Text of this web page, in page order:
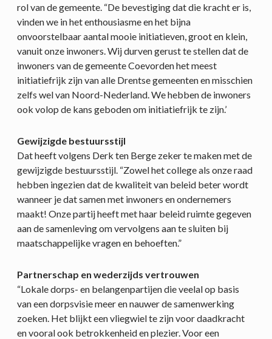
rol van de gemeente. “De bevestiging dat die kracht er is,
vinden we in het enthousiasme en het bijna
onvoorstelbaar aantal mooie initiatieven, groot en klein,
vanuit onze inwoners. Wij durven gerust te stellen dat de
inwoners van de gemeente Coevorden het meest
initiatiefrijk zijn van alle Drentse gemeenten en misschien
zelfs wel van Noord-Nederland. We hebben de inwoners
ook volop de kans geboden om initiatiefrijk te zijn.’
Gewijzigde bestuursstijl
Dat heeft volgens Derk ten Berge zeker te maken met de
gewijzigde bestuursstijl. “Zowel het college als onze raad
hebben ingezien dat de kwaliteit van beleid beter wordt
wanneer je dat samen met inwoners en ondernemers
maakt! Onze partij heeft met haar beleid ruimte gegeven
aan de samenleving om vervolgens aan te sluiten bij
maatschappelijke vragen en behoeften.”
Partnerschap en wederzijds vertrouwen
“Lokale dorps- en belangenpartijen die veelal op basis
van een dorpsvisie meer en nauwer de samenwerking
zoeken. Het blijkt een vliegwiel te zijn voor daadkracht
en vooral ook betrokkenheid en plezier. Voor een